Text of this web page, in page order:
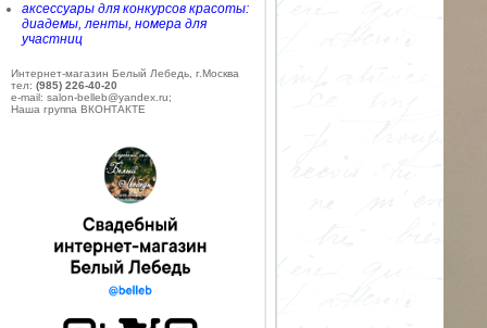
аксессуары для конкурсов красоты:
диадемы, ленты, номера для
участниц
Интернет-магазин Белый Лебедь, г.Москва
тел: (985) 226-40-20
e-mail: salon-belleb@yandex.ru;
Наша группа ВКОНТАКТЕ